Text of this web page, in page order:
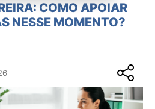
COMO APOIAR
NESSE MOMENTO?